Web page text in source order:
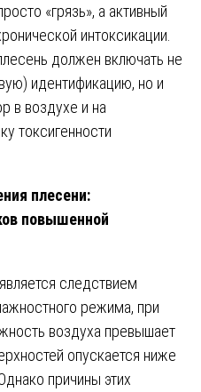
«грязь», а активный
интоксикации.
должен включать не
идентификацию, но и
в воздухе и на
токсигенности
плесени:
повышенной
следствием
режима, при
воздуха превышает
опускается ниже
причины этих